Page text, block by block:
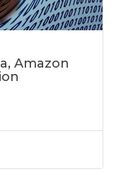
Amazon